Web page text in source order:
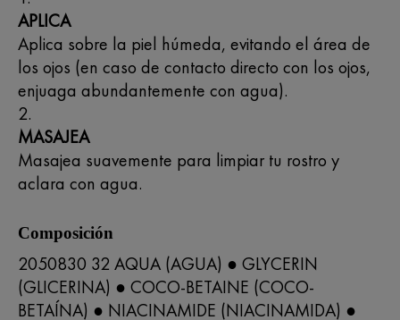
APLICA
Aplica sobre la piel húmeda, evitando el área de
los ojos (en caso de contacto directo con los ojos,
enjuaga abundantemente con agua).
MASAJEA
Masajea suavemente para limpiar tu rostro y
aclara con agua.
Composición
2050830 32 AQUA (AGUA) ● GLYCERIN
(GLICERINA) ● COCO-BETAINE (COCO-
BETAÍNA) ● NIACINAMIDE (NIACINAMIDA) ●